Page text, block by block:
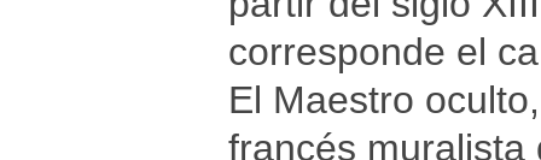
corresponde el
El Maestro
francés muralista